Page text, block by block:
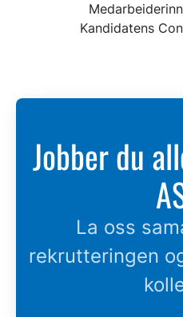
Kandidatens
Jobber du
La oss
rekrutteringen